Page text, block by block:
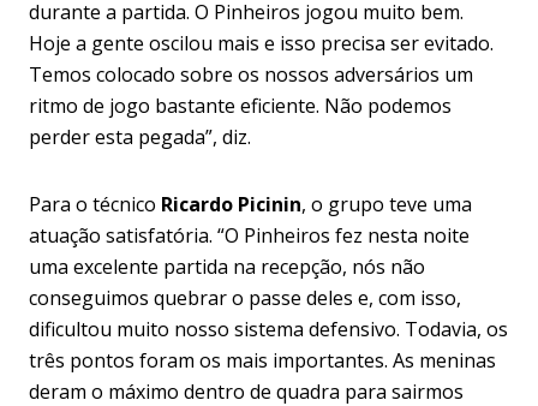
durante a partida. O Pinheiros jogou muito bem.
Hoje a gente oscilou mais e isso precisa ser evitado.
Temos colocado sobre os nossos adversários um
ritmo de jogo bastante eficiente. Não podemos
perder esta pegada”, diz.
Para o técnico Ricardo Picinin, o grupo teve uma
atuação satisfatória. “O Pinheiros fez nesta noite
uma excelente partida na recepção, nós não
conseguimos quebrar o passe deles e, com isso,
dificultou muito nosso sistema defensivo. Todavia, os
três pontos foram os mais importantes. As meninas
deram o máximo dentro de quadra para sairmos